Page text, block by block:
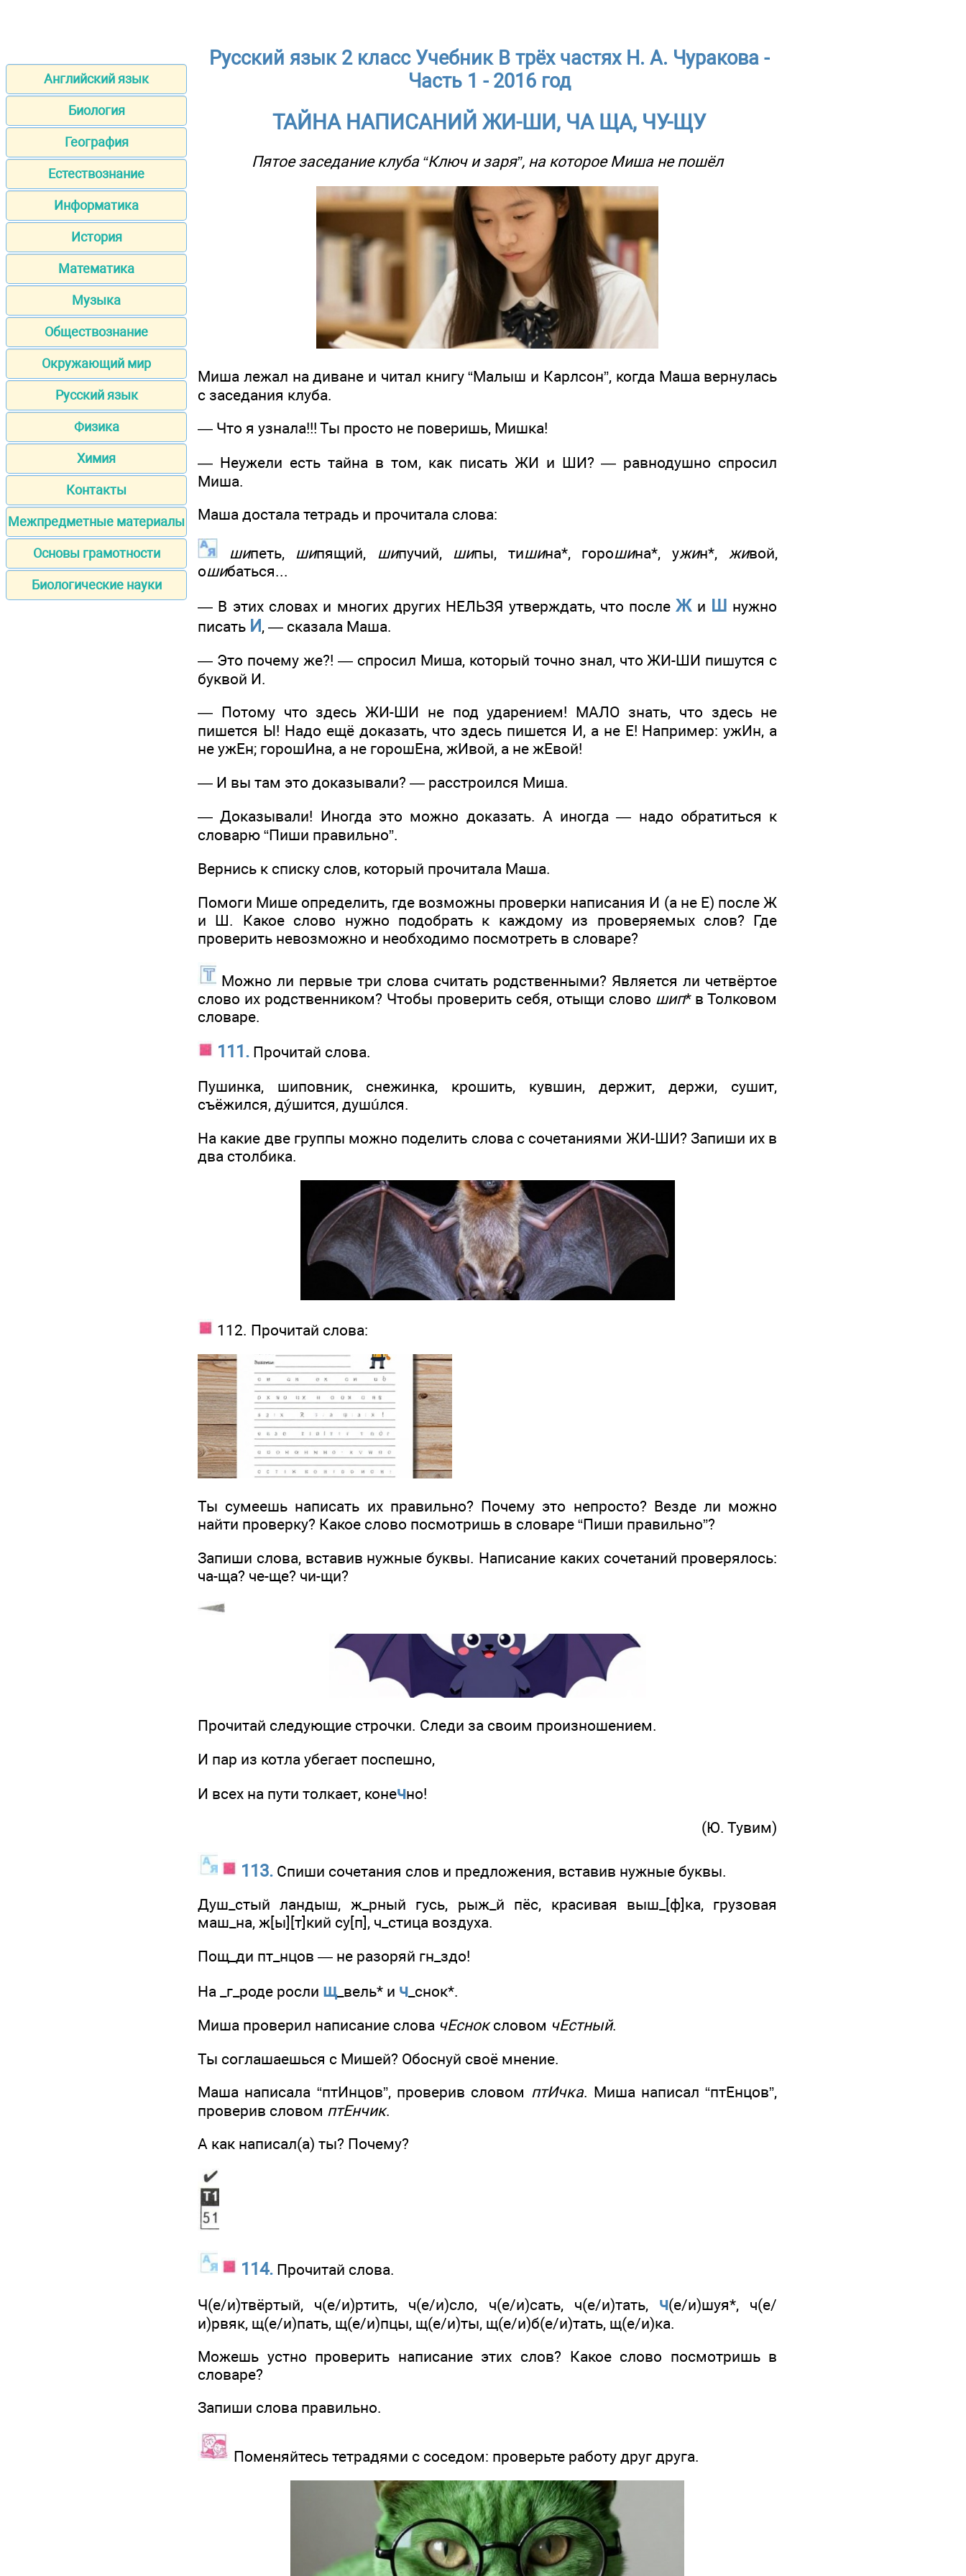
Английский язык
Биология
География
Естествознание
Информатика
История
Математика
Музыка
Обществознание
Окружающий мир
Русский язык
Физика
Химия
Контакты
Межпредметные материалы
Основы грамотности
Биологические науки
Русский язык 2 класс Учебник В трёх частях Н. А. Чуракова -
Часть 1 - 2016 год
ТАЙНА НАПИСАНИЙ ЖИ-ШИ, ЧА ЩА, ЧУ-ЩУ
Пятое заседание клуба “Ключ и заря”, на которое Миша не пошёл
Миша лежал на диване и читал книгу “Малыш и Карлсон”, когда Маша вернулась
с заседания клуба.
— Что я узнала!!! Ты просто не поверишь, Мишка!
— Неужели есть тайна в том, как писать ЖИ и ШИ? — равнодушно спросил
Миша.
Маша достала тетрадь и прочитала слова:
шипеть, шипящий, шипучий, шипы, тишина*, горошина*, ужин*, живой,
ошибаться...
— В этих словах и многих других НЕЛЬЗЯ утверждать, что послеЖ и Ш нужно
писать И, — сказала Маша.
— Это почему же?! — спросил Миша, который точно знал, что ЖИ-ШИ пишутся с
буквой И.
— Потому что здесь ЖИ-ШИ не под ударением! МАЛО знать, что здесь не
пишется Ы! Надо ещё доказать, что здесь пишется И, а не Е! Например: ужИн, а
не ужЕн; горошИна, а не горошЕна, жИвой, а не жЕвой!
— И вы там это доказывали? — расстроился Миша.
— Доказывали! Иногда это можно доказать. А иногда — надо обратиться к
словарю “Пиши правильно”.
Вернись к списку слов, который прочитала Маша.
Помоги Мише определить, где возможны проверки написания И (а не Е) после Ж
и Ш. Какое слово нужно подобрать к каждому из проверяемых слов? Где
проверить невозможно и необходимо посмотреть в словаре?
Можно ли первые три слова считать родственными? Является ли четвёртое
слово их родственником? Чтобы проверить себя, отыщи слово шип* в Толковом
словаре.
111. Прочитай слова.
Пушинка, шиповник, снежинка, крошить, кувшин, держит, держи, сушит,
съёжился, дýшится, душúлся.
На какие две группы можно поделить слова с сочетаниями ЖИ-ШИ? Запиши их в
два столбика.
112. Прочитай слова:
Ты сумеешь написать их правильно? Почему это непросто? Везде ли можно
найти проверку? Какое слово посмотришь в словаре “Пиши правильно”?
Запиши слова, вставив нужные буквы. Написание каких сочетаний проверялось:
ча-ща? че-ще? чи-щи?
Прочитай следующие строчки. Следи за своим произношением.
И пар из котла убегает поспешно,
И всех на пути толкает, конечно!
(Ю. Тувим)
113. Спиши сочетания слов и предложения, вставив нужные буквы.
Душ_стый ландыш, ж_рный гусь, рыж_й пёс, красивая выш_[ф]ка, грузовая
маш_на, ж[ы][т]кий су[п], ч_стица воздуха.
Пощ_ди пт_нцов — не разоряй гн_здо!
На _г_роде росли щ_вель* и ч_снок*.
Миша проверил написание слова чЕсноксловом чЕстный.
Ты соглашаешься с Мишей? Обоснуй своё мнение.
Маша написала “птИнцов”, проверив словом птИчка. Миша написал “птЕнцов”,
проверив словом птЕнчик.
А как написал(а) ты? Почему?
114. Прочитай слова.
Ч(е/и)твёртый, ч(е/и)ртить, ч(е/и)сло, ч(е/и)сать, ч(е/и)тать, ч(е/и)шуя*, ч(е/
и)рвяк, щ(е/и)пать, щ(е/и)пцы, щ(е/и)ты, щ(е/и)б(е/и)тать, щ(е/и)ка.
Можешь устно проверить написание этих слов? Какое слово посмотришь в
словаре?
Запиши слова правильно.
Поменяйтесь тетрадями с соседом: проверьте работу друг друга.